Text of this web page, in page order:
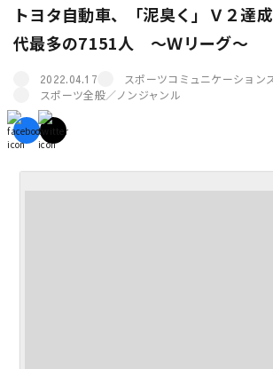
トヨタ自動車、「泥臭く」Ｖ２達
代最多の7151人 ～Ｗリーグ～
2022.04.17
スポーツコミュニケーション
スポーツ全般／ノンジャンル